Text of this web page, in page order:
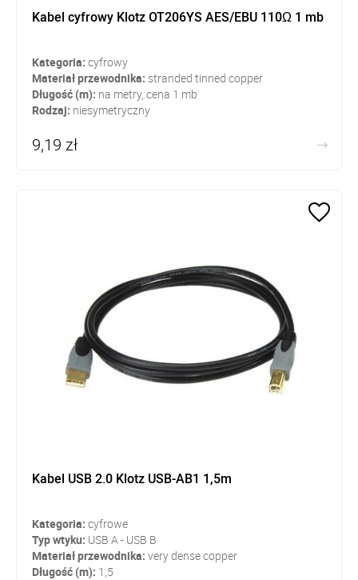
Kabel cyfrowy Klotz OT206YS AES/EBU 110Ω 1 mb
Kategoria: cyfrowy
Materiał przewodnika: stranded tinned copper
Długość (m): na metry, cena 1 mb
Rodzaj: niesymetryczny
9,19 zł
Kabel USB 2.0 Klotz USB-AB1 1,5m
Kategoria: cyfrowe
Typ wtyku: USB A - USB B
Materiał przewodnika: very dense copper
Długość (m): 1,5